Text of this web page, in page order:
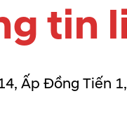
tin
Ấp Đồng Tiến